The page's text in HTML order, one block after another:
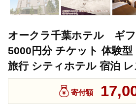
オークラ千葉ホテル ギ
5000円分 チケット 体験型
旅行 シティホテル 宿泊
寄付額